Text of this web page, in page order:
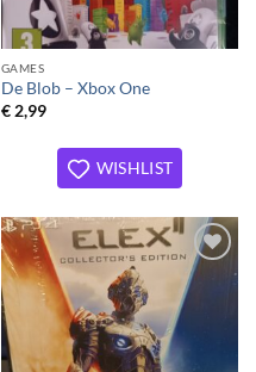
GAMES
De Blob – Xbox One
€2,99
WISHLIST
Toevoegen
aan
verlanglijst